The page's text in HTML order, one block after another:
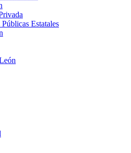
Estatales